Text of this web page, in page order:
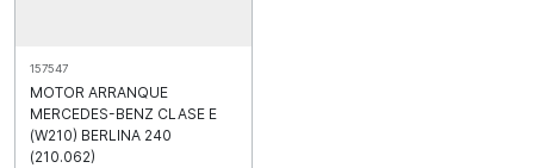
157547
MOTOR ARRANQUE
MERCEDES-BENZ CLASE E
(W210) BERLINA 240
(210.062)